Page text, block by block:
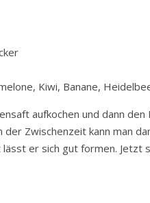
Kiwi, Banane,
aufkochen und dann
Zwischenzeit kann man
er sich gut formen.